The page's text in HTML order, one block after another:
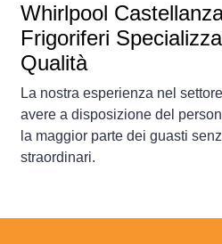
Whirlpool
Frigoriferi
Qualità
La nostra esperienza nel
avere a disposizione del
la maggior parte dei guasti
straordinari.